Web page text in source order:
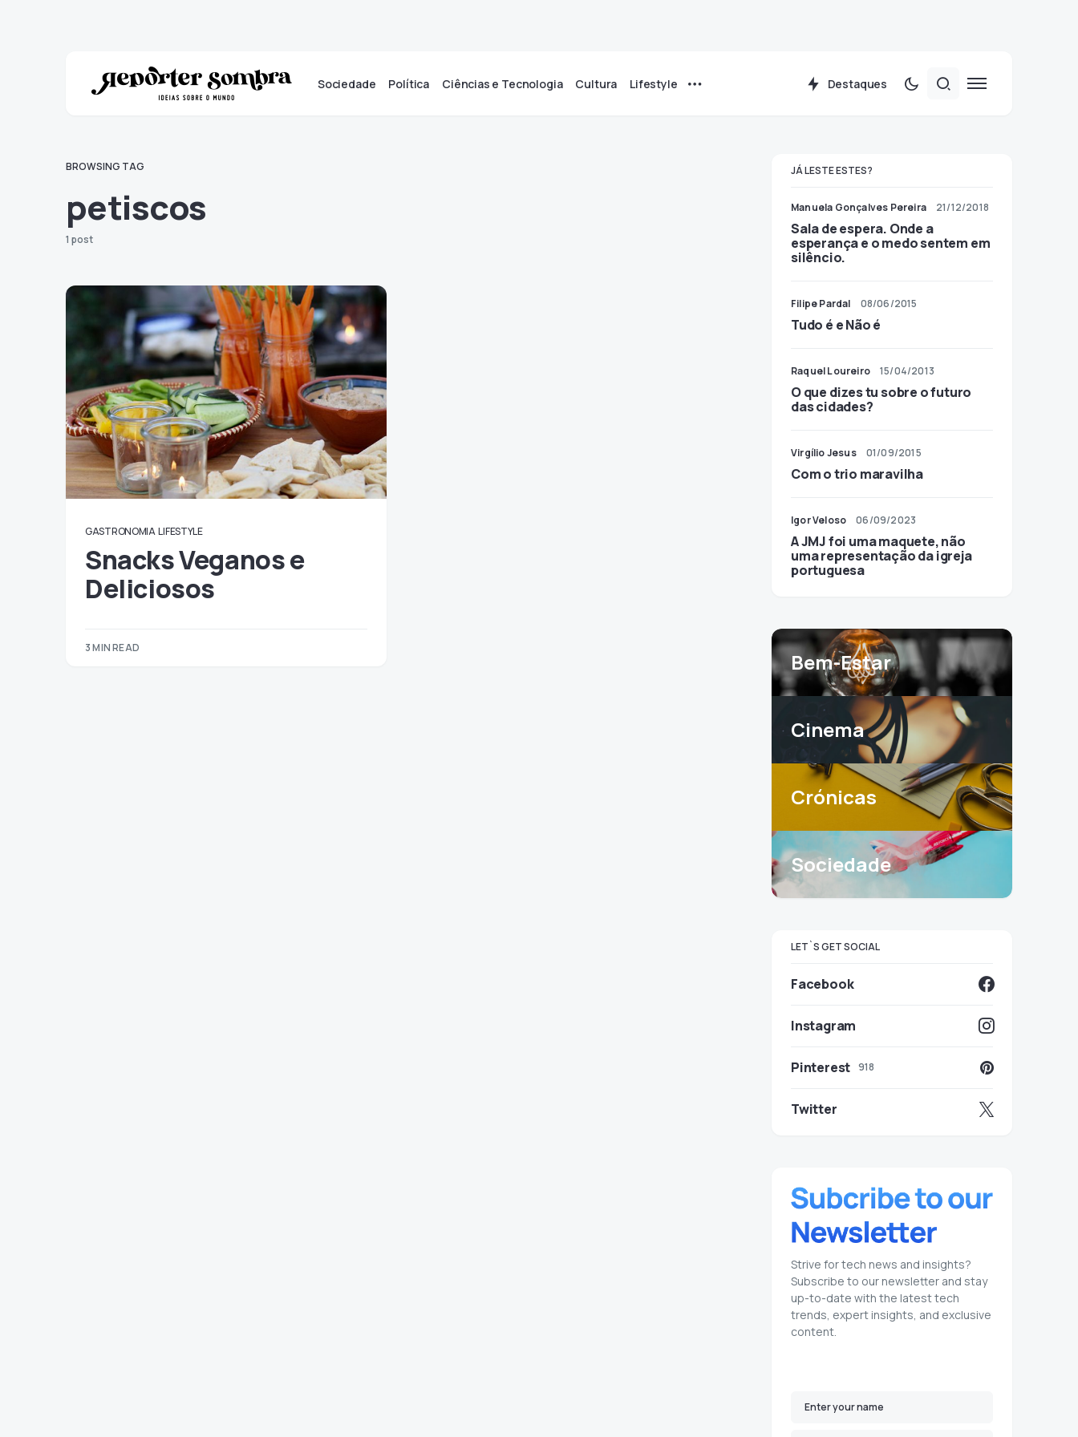
Sociedade Política Ciências e Tecnologia Cultura Lifestyle Destaques
BROWSING TAG
petiscos
1 post
GASTRONOMIA LIFESTYLE
Snacks Veganos e
Deliciosos
3 MIN READ
JÁ LESTE ESTES?
Manuela Gonçalves Pereira 21/12/2018
Sala de espera. Onde a
esperança e o medo sentem em
silêncio.
Filipe Pardal 08/06/2015
Tudo é e Não é
Raquel Loureiro 15/04/2013
O que dizes tu sobre o futuro
das cidades?
Virgílio Jesus 01/09/2015
Com o trio maravilha
Igor Veloso 06/09/2023
A JMJ foi uma maquete, não
uma representação da igreja
portuguesa
Bem-Estar
Cinema
Crónicas
Sociedade
LET`S GET SOCIAL
Facebook
Instagram
Pinterest 918
Twitter
Strive for tech news and insights?
Subscribe to our newsletter and stay
up-to-date with the latest tech
trends, expert insights, and exclusive
content.